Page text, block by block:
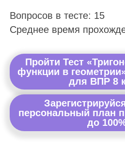
Вопросов в тесте: 15
Среднее время
Пройти Тест
функции в
для ВПР 8
персональный план
до